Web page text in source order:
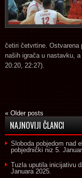
četiri četvrtine. Ostvarena
naših igrača u nastavku,
20:20, 22:27).
« Older posts
NAJNOVIJI ČLANCI
Sloboda pobjedom nad
pobjednički niz 5.
Tuzla uputila inicijativu
Januara 2025.